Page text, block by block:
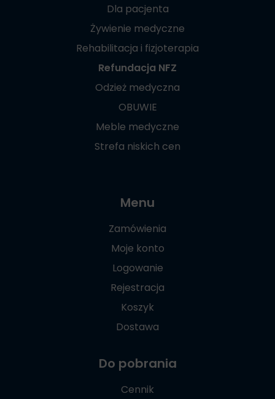
Dla pacjenta
Żywienie medyczne
Rehabilitacja i fizjoterapia
Refundacja NFZ
Odzież medyczna
OBUWIE
Meble medyczne
Strefa niskich cen
Menu
Zamówienia
Moje konto
Logowanie
Rejestracja
Koszyk
Dostawa
Do pobrania
Cennik